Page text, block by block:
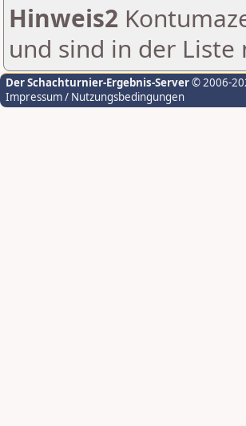
Hinweis2
und sind in der
Der Schachturnier-Ergebnis-Server© 2006-
Impressum / Nutzungsbedingungen